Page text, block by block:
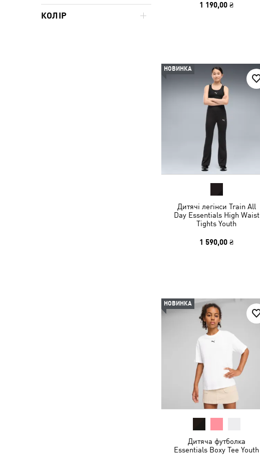
1 190,00 ₴
НОВИНКА
Дитячі легінси Train All
Day Essentials High Waist
Tights Youth
1 590,00 ₴
НОВИНКА
Дитяча футболка
Essentials Boxy Tee Youth
КОЛІР